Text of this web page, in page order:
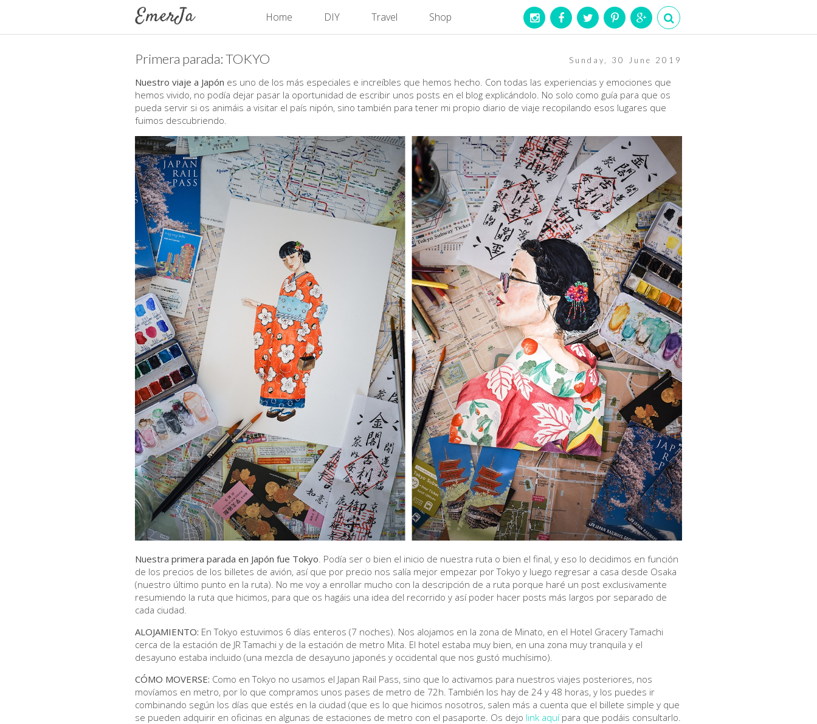
Home DIY Travel Shop
Sunday, 30 June 2019
Primera parada: TOKYO
Nuestro viaje a Japón es uno de los más especiales e increíbles que hemos hecho. Con todas las experiencias y emociones que
hemos vivido, no podía dejar pasar la oportunidad de escribir unos posts en el blog explicándolo. No solo como guía para que os
pueda servir si os animáis a visitar el país nipón, sino también para tener mi propio diario de viaje recopilando esos lugares que
fuimos descubriendo.
Nuestra primera parada en Japón fue Tokyo. Podía ser o bien el inicio de nuestra ruta o bien el final, y eso lo decidimos en función
de los precios de los billetes de avión, así que por precio nos salía mejor empezar por Tokyo y luego regresar a casa desde Osaka
(nuestro último punto en la ruta). No me voy a enrollar mucho con la descripción de a ruta porque haré un post exclusivamente
resumiendo la ruta que hicimos, para que os hagáis una idea del recorrido y así poder hacer posts más largos por separado de
cada ciudad.
ALOJAMIENTO: En Tokyo estuvimos 6 días enteros (7 noches). Nos alojamos en la zona de Minato, en el Hotel Gracery Tamachi
cerca de la estación de JR Tamachi y de la estación de metro Mita. El hotel estaba muy bien, en una zona muy tranquila y el
desayuno estaba incluido (una mezcla de desayuno japonés y occidental que nos gustó muchísimo).
CÓMO MOVERSE: Como en Tokyo no usamos el Japan Rail Pass, sino que lo activamos para nuestros viajes posteriores, nos
movíamos en metro, por lo que compramos unos pases de metro de 72h. También los hay de 24 y 48 horas, y los puedes ir
combinando según los días que estés en la ciudad (que es lo que hicimos nosotros, salen más a cuenta que el billete simple y que
se pueden adquirir en oficinas en algunas de estaciones de metro con el pasaporte. Os dejo link aquípara que podáis consultarlo.